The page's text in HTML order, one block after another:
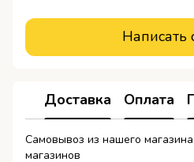
Написать
Доставка Оплата
Самовывоз из нашего
магазинов